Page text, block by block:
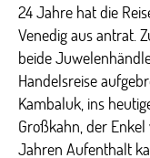
24 Jahre hat die
Venedig aus antrat.
beide
Handelsreise
Kambaluk, ins
Großkahn, der Enkel
Jahren Aufenthalt